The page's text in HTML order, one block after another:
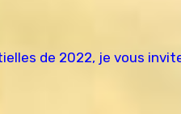
de 2022, je vous